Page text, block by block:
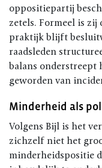
oppositiepartij
zetels. Formeel is
praktijk blijft
raadsleden
balans onderstreept
geworden van
Minderheid als
Volgens Bijl is het
zichzelf niet het
minderheidspositie